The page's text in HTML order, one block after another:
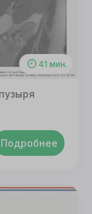
41 мин.
Подробнее